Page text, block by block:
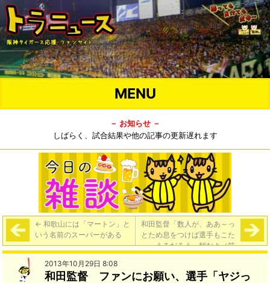
MENU
－ お知らせ －
しばらく、試合結果や他の記事の更新遅れます
← 和歌山には「マートン」と
いう名前のスーパーがある
和田監督「数人が、ああ～っ
とため息をつけば選手もこた
えるだろう。頼むよ（笑
い）」→
2013年10月29日 8:08
和田監督 ファンにお願い、選手「ヤジっ